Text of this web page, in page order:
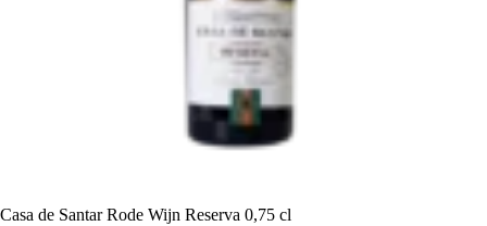
Casa de Santar Rode Wijn Reserva 0,75 cl